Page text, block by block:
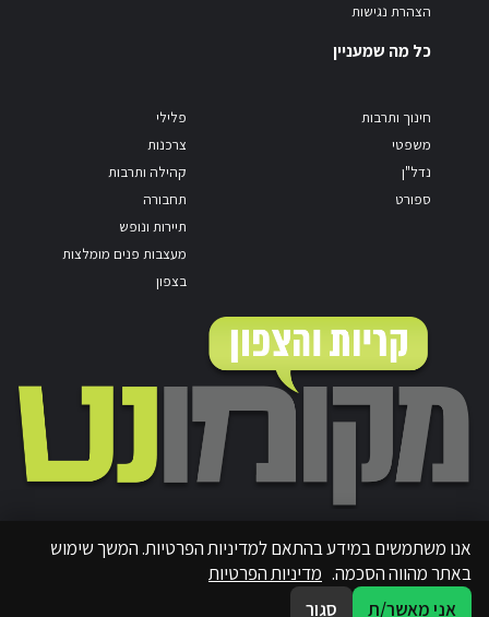
הצהרת נגישות
כל מה שמעניין
חינוך ותרבות
משפטי
נדל"ן
ספורט
פלילי
צרכנות
קהילה ותרבות
תחבורה
תיירות ונופש
מעצבות פנים מומלצות
בצפון
אנו משתמשים במידע בהתאם למדיניות הפרטיות. המשך שימוש
באתר מהווה הסכמה. מדיניות הפרטיות
אני מאשר/ת
סגור